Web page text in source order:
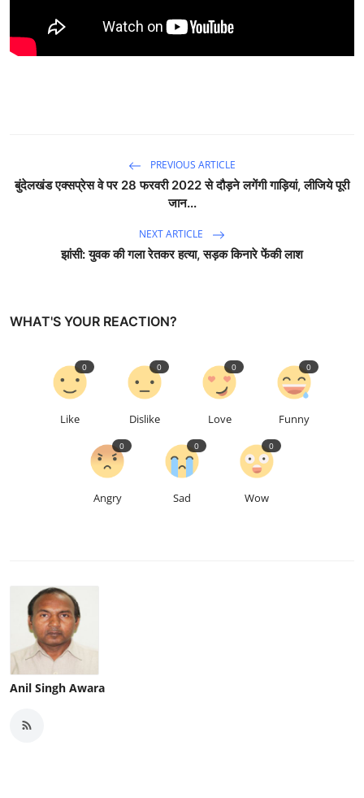
PREVIOUS ARTICLE
बुंदेलखंड एक्सप्रेस वे पर 28 फरवरी 2022 से दौड़ने लगेंगी गाड़ियां, लीजिये पूरी
जान...
NEXT ARTICLE
झांसी: युवक की गला रेतकर हत्या, सड़क किनारे फेंकी लाश
WHAT'S YOUR REACTION?
Like
0
Dislike
0
Love
0
Funny
0
Angry
0
Sad
0
Wow
0
Anil Singh Awara